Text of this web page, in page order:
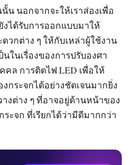
น นอกจากจะให้เราส่องเพื่อ
ได้รับการออกแบบมาให้
วกต่าง ๆ ให้กับเหล่าผู้ใช้งาน
นในเรื่องของการปรับองศา
คล การติดไฟ LED เพื่อให้
กระจกได้อย่างชัดเจนมากยิ่ง
งต่าง ๆ ที่อาจอยู่ด้านหน้าของ
ะจก ที่เรียกได้ว่ามีดีมากกว่า